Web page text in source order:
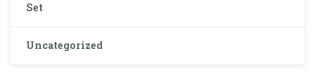
Set
Uncategorized